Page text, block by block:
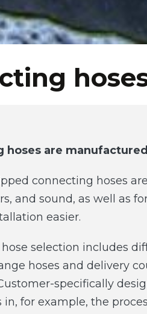
hoses are
connecting hoses
and sound, as well as
easier.
selection includes
hoses and delivery
specifically
in, for example, the